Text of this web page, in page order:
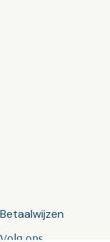
Betaalwijzen
Volg ons